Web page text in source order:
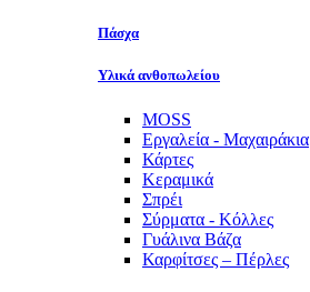
Πάσχα
Υλικά ανθοπωλείου
MOSS
Εργαλεία - Μαχαιράκια
Κάρτες
Κεραμικά
Σπρέι
Σύρματα - Κόλλες
Γυάλινα Βάζα
Καρφίτσες – Πέρλες